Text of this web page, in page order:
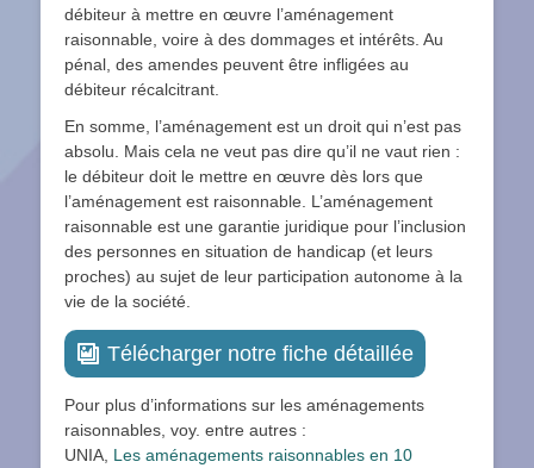
débiteur à mettre en œuvre l’aménagement
raisonnable, voire à des dommages et intérêts. Au
pénal, des amendes peuvent être infligées au
débiteur récalcitrant.
En somme, l’aménagement est un droit qui n’est pas
absolu. Mais cela ne veut pas dire qu’il ne vaut rien :
le débiteur doit le mettre en œuvre dès lors que
l’aménagement est raisonnable. L’aménagement
raisonnable est une garantie juridique pour l’inclusion
des personnes en situation de handicap (et leurs
proches) au sujet de leur participation autonome à la
vie de la société.
Télécharger notre fiche détaillée
Pour plus d’informations sur les aménagements
raisonnables, voy. entre autres :
UNIA, Les aménagements raisonnables en 10